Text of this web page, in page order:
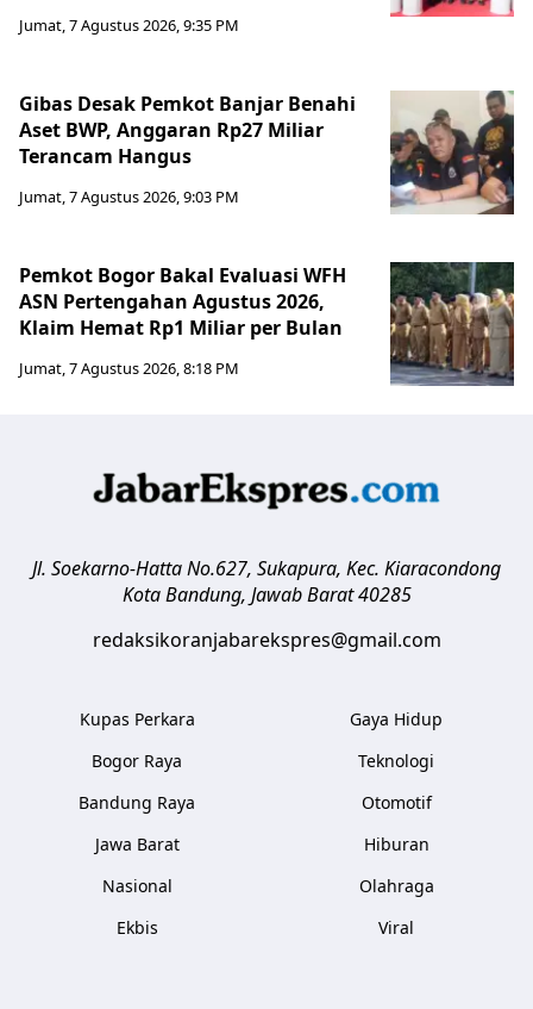
Jumat, 7 Agustus 2026, 9:35 PM
Gibas Desak Pemkot Banjar Benahi
Aset BWP, Anggaran Rp27 Miliar
Terancam Hangus
Jumat, 7 Agustus 2026, 9:03 PM
Pemkot Bogor Bakal Evaluasi WFH
ASN Pertengahan Agustus 2026,
Klaim Hemat Rp1 Miliar per Bulan
Jumat, 7 Agustus 2026, 8:18 PM
Jl. Soekarno-Hatta No.627, Sukapura, Kec. Kiaracondong
Kota Bandung, Jawab Barat 40285
redaksikoranjabarekspres@gmail.com
Kupas Perkara
Bogor Raya
Bandung Raya
Jawa Barat
Nasional
Ekbis
Gaya Hidup
Teknologi
Otomotif
Hiburan
Olahraga
Viral